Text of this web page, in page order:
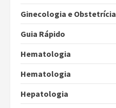
Ginecologia e Obstetrícia
Guia Rápido
Hematologia
Hematologia
Hepatologia